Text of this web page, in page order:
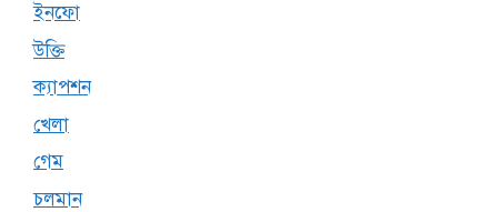
ইনফো
উক্তি
ক্যাপশন
খেলা
গেম
চলমান